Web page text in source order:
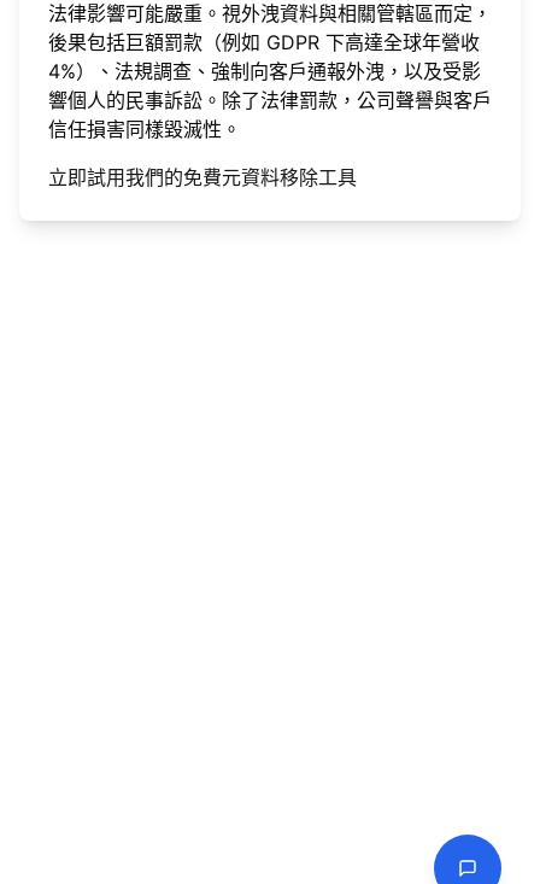
法律影響可能嚴重。視外洩資料與相關管轄區而定，
後果包括巨額罰款（例如 GDPR 下高達全球年營收
4%）、法規調查、強制向客戶通報外洩，以及受影
響個人的民事訴訟。除了法律罰款，公司聲譽與客戶
信任損害同樣毀滅性。
立即試用我們的免費元資料移除工具